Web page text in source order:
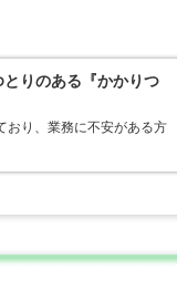
りのある『かかりつ
おり、業務に不安がある方